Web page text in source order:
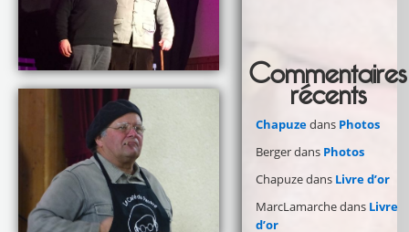
Commentaires
récents
Chapuzedans Photos
Bergerdans Photos
Chapuzedans Livre d’or
MarcLamarchedans Livre
d’or